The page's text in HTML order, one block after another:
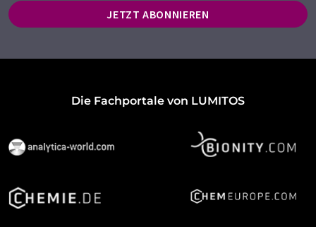
JETZT ABONNIEREN
Die Fachportale von LUMITOS